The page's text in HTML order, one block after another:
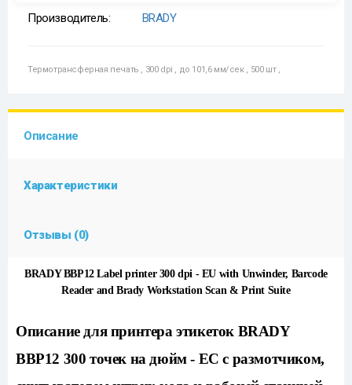
Производитель: BRADY
Термотрансферная печать , 300 dpi , до 101,6 мм/сек , 500 шт ,
Описание
Характеристики
Отзывы (0)
BRADY BBP12 Label printer 300 dpi - EU with Unwinder, Barcode
Reader and Brady Workstation Scan & Print Suite
Описание для принтера этикеток BRADY
BBP12 300 точек на дюйм - ЕС с размотчиком,